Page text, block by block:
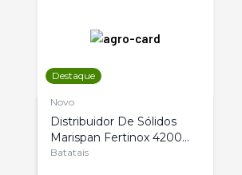
Destaque
Novo
Distribuidor De Sólidos
Marispan Fertinox 4200
Citrus
Batatais